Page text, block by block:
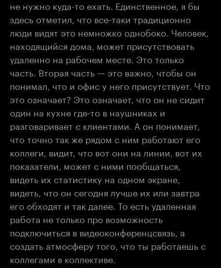
не нужно куда-то ехать. Единственное, я бы
здесь отметил, что все-таки традиционно
люди видят это немножко однобоко. Человек,
находящийся дома, может присутствовать
удаленно на рабочем месте. Это только
часть. Вторая часть — это важно, чтобы он
понимал, что и офис у него присутствует. Что
это означает? Это означает, что он не сидит
один на кухне где-то в наушниках и
разговаривает с клиентами. А он понимает,
что точно так же рядом с ним работают его
коллеги, видит, что вот они на линии, вот их
показатели, может с ними пообщаться,
видеть их статистику на одном экране,
видеть, что он сегодня лучше их или завтра
его обходят и так далее. То есть удаленная
работа не только про возможность
подключиться в видеоконференцсвязь, а
создать атмосферу того, что ты работаешь с
коллегами в коллективе.